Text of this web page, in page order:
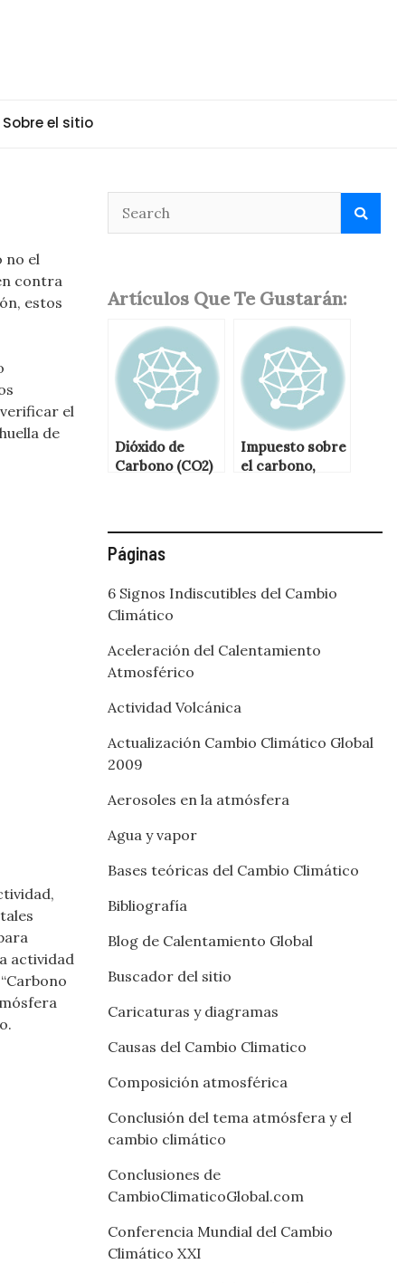
Sobre el sitio
no el
contra
estos
el
de
actividad
Artículos Que Te Gustarán:
Dióxido de
Carbono (CO2)
Impuesto sobre
el carbono,
Páginas
6 Signos Indiscutibles del Cambio
Climático
Aceleración del Calentamiento
Atmosférico
Actividad Volcánica
Actualización Cambio Climático Global
2009
Aerosoles en la atmósfera
Agua y vapor
Bases teóricas del Cambio Climático
Bibliografía
Blog de Calentamiento Global
Buscador del sitio
Caricaturas y diagramas
Causas del Cambio Climatico
Composición atmosférica
Conclusión del tema atmósfera y el
cambio climático
Conclusiones de
CambioClimaticoGlobal.com
Conferencia Mundial del Cambio
Climático XXI